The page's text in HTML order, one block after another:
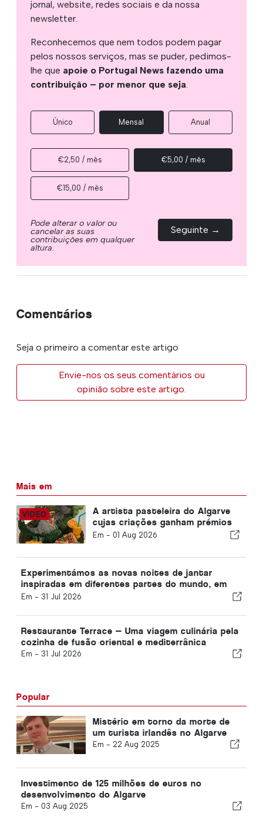
jornal, website, redes sociais e da nossa
newsletter.
Reconhecemos que nem todos podem pagar
pelos nossos serviços, mas se puder, pedimos-
lhe que apoie o Portugal News fazendo uma
contribuição – por menor que seja.
Único Mensal Anual
€2,50 / mês €5,00 / mês
€15,00 / mês
Pode alterar o valor ou
cancelar as suas
contribuições em qualquer
altura.
Seguinte →
Comentários
Seja o primeiro a comentar este artigo
Envie-nos os seus comentários ou
opinião sobre este artigo.
Mais em
A artista pasteleira do Algarve
cujas criações ganham prémios
internacionais
Em - 01 Aug 2026
Experimentámos as novas noites de jantar
inspiradas em diferentes partes do mundo, em
Vilamoura
Em - 31 Jul 2026
Restaurante Terrace — Uma viagem culinária pela
cozinha de fusão oriental e mediterrânica
Em - 31 Jul 2026
Popular
Mistério em torno da morte de
um turista irlandês no Algarve
Em - 22 Aug 2025
Investimento de 125 milhões de euros no
desenvolvimento do Algarve
Em - 03 Aug 2025